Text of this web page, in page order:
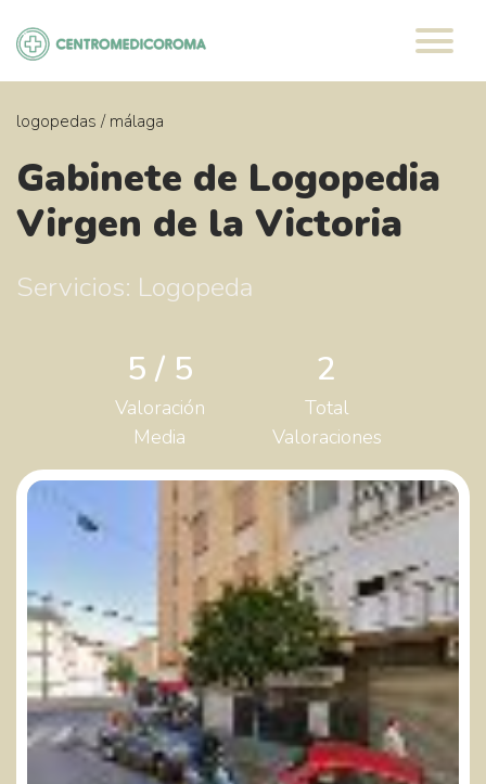
contenido
logopedas / málaga
Gabinete de Logopedia
Virgen de la Victoria
Servicios: Logopeda
5 / 5
Valoración
Media
2
Total
Valoraciones